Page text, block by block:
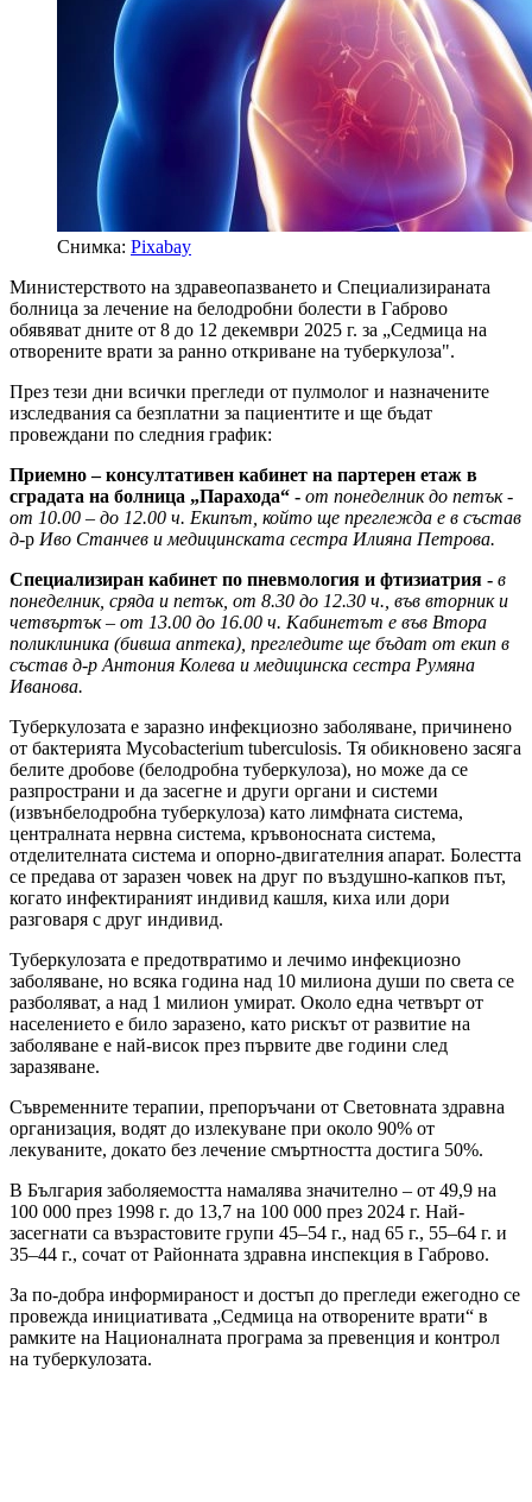
Снимка: Pixabay
Министерството на здравеопазването и Специализираната
болница за лечение на белодробни болести в Габрово
обявяват дните от 8 до 12 декември 2025 г. за „Седмица на
отворените врати за ранно откриване на туберкулоза".
През тези дни всички прегледи от пулмолог и назначените
изследвания са безплатни за пациентите и ще бъдат
провеждани по следния график:
Приемно – консултативен кабинет на партерен етаж в
сградата на болница „Парахода“ - от понеделник до петък -
от 10.00 – до 12.00 ч. Екипът, който ще преглежда е в състав
д-р Иво Станчев и медицинската сестра Илияна Петрова.
Специализиран кабинет по пневмология и фтизиатрия - в
понеделник, сряда и петък, от 8.30 до 12.30 ч., във вторник и
четвъртък – от 13.00 до 16.00 ч. Кабинетът е във Втора
поликлиника (бивша аптека), прегледите ще бъдат от екип в
състав д-р Антония Колева и медицинска сестра Румяна
Иванова.
Туберкулозата е заразно инфекциозно заболяване, причинено
от бактерията Mycobacterium tuberculosis. Тя обикновено засяга
белите дробове (белодробна туберкулоза), но може да се
разпространи и да засегне и други органи и системи
(извънбелодробна туберкулоза) като лимфната система,
централната нервна система, кръвоносната система,
отделителната система и опорно-двигателния апарат. Болестта
се предава от заразен човек на друг по въздушно-капков път,
когато инфектираният индивид кашля, киха или дори
разговаря с друг индивид.
Туберкулозата е предотвратимо и лечимо инфекциозно
заболяване, но всяка година над 10 милиона души по света се
разболяват, а над 1 милион умират. Около една четвърт от
населението е било заразено, като рискът от развитие на
заболяване е най-висок през първите две години след
заразяване.
Съвременните терапии, препоръчани от Световната здравна
организация, водят до излекуване при около 90% от
лекуваните, докато без лечение смъртността достига 50%.
В България заболяемостта намалява значително – от 49,9 на
100 000 през 1998 г. до 13,7 на 100 000 през 2024 г. Най-
засегнати са възрастовите групи 45–54 г., над 65 г., 55–64 г. и
35–44 г., сочат от Районната здравна инспекция в Габрово.
За по-добра информираност и достъп до прегледи ежегодно се
провежда инициативата „Седмица на отворените врати“ в
рамките на Националната програма за превенция и контрол
на туберкулозата.